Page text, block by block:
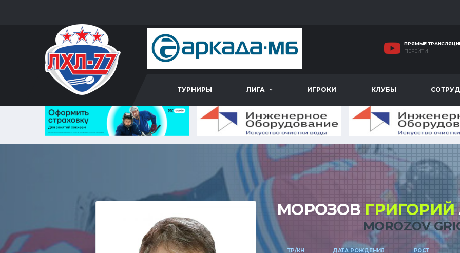
ПРЯМЫЕ
ПЕРЕЙТИ
ТУРНИРЫ ЛИГА ИГРОКИ КЛУБЫ
МОРОЗОВ ГРИГОРИЙ
MOROZOV
ТР/КН ДАТА РОЖДЕНИЯ РОСТ